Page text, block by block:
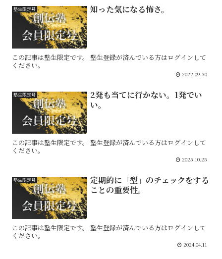
塾生限定号 知った気になる怖さ。
この記事は塾生限定です。 塾生登録が済んでいる方はログインして
ください。
2022.09.30
塾生限定号
2発も当てに行かない。1発でい
い。
この記事は塾生限定です。 塾生登録が済んでいる方はログインして
ください。
2025.10.25
塾生限定号
定期的に「型」のチェックをする
ことの重要性。
この記事は塾生限定です。 塾生登録が済んでいる方はログインして
ください。
2024.04.11